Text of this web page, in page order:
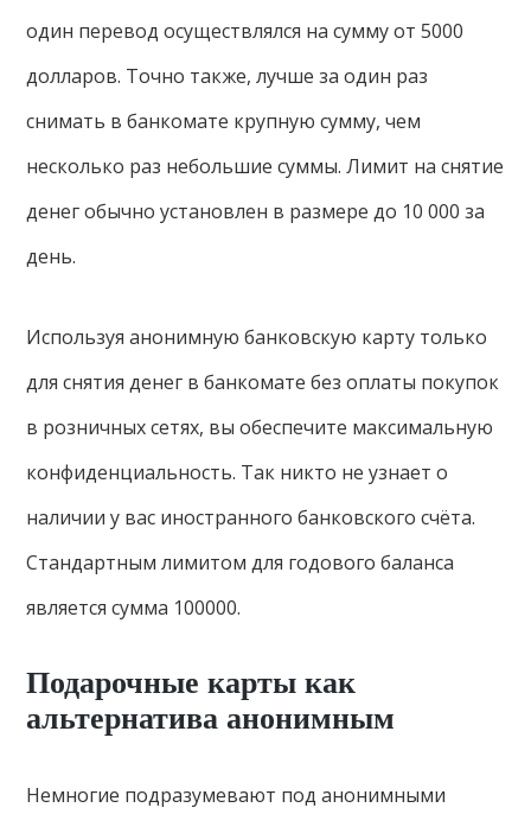
один перевод осуществлялся на сумму от 5000
долларов. Точно также, лучше за один раз
снимать в банкомате крупную сумму, чем
несколько раз небольшие суммы. Лимит на снятие
денег обычно установлен в размере до 10 000 за
день.
Используя анонимную банковскую карту только
для снятия денег в банкомате без оплаты покупок
в розничных сетях, вы обеспечите максимальную
конфиденциальность. Так никто не узнает о
наличии у вас иностранного банковского счёта.
Стандартным лимитом для годового баланса
является сумма 100000.
Подарочные карты как
альтернатива анонимным
Немногие подразумевают под анонимными